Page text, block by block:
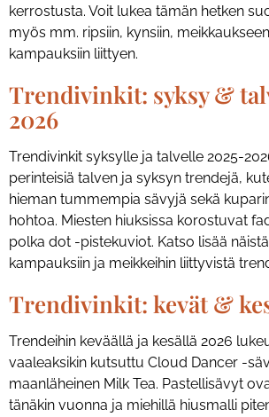
kerrostusta. Voit lukea tämän hetken
myös mm. ripsiin, kynsiin,
kampauksiin liittyen.
Trendivinkit: syksy &
2026
Trendivinkit syksylle ja talvelle 2025-
perinteisiä talven ja syksyn trendejä,
hieman tummempia sävyjä sekä
hohtoa. Miesten hiuksissa korostuvat
polka dot -pistekuviot. Katso lisää
kampauksiin ja meikkeihin liittyvistä
Trendivinkit: kevät &
Trendeihin keväällä ja kesällä 2026
vaaleaksikin kutsuttu Cloud Dancer -
maanläheinen Milk Tea. Pastellisävyt
tänäkin vuonna ja miehillä hiusmalli